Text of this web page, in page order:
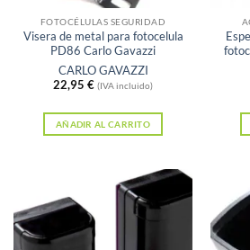
FOTOCÉLULAS SEGURIDAD
Visera de metal para fotocelula
PD86 Carlo Gavazzi
CARLO GAVAZZI
22,95 € (IVA incluido)
AÑADIR AL CARRITO